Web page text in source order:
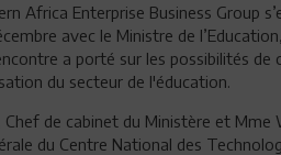
Africa Enterprise Business Group
avec le Ministre de
a porté sur les possibilités de
du secteur de l'éducation.
Chef de cabinet du Ministère et Mme
du Centre National des